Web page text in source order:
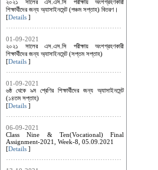
২০২১ সালের এস.এস.সি পরীক্ষায় অংশগ্রহণকারী
শিক্ষার্থীদের জন্য অ্যাসাইনমেন্ট (পঞ্চম সপ্তাহ) বিতরণ।
[Details ]
01-09-2021
২০২১ সালের এস.এস.সি পরীক্ষায় অংশগ্রহণকারী
শিক্ষার্থীদের জন্য অ্যাসাইনমেন্ট (সপ্তম সপ্তাহ)
[Details ]
01-09-2021
৬ষ্ঠ থেকে ৯ম শ্রেণির শিক্ষার্থীদের জন্য অ্যাসাইনমেন্ট
(১৪তম সপ্তাহ)
[Details ]
06-09-2021
Class Nine & Ten(Vocational) Final
Assignment-2021, Week-8, 05.09.2021
[Details ]